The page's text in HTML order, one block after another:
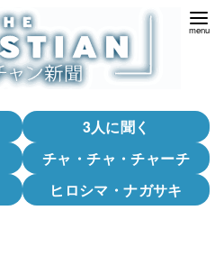
3人に聞く
チャ・チャ・チャーチ
ヒロシマ・ナガサキ